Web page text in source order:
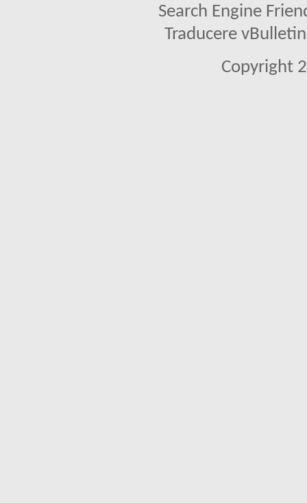
Search Engine
Traducere
Copyright